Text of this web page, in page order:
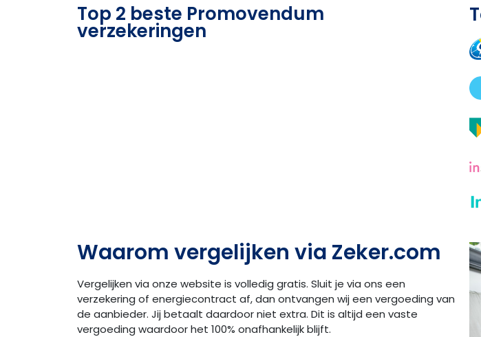
Top 2 beste Promovendum
verzekeringen
Waarom vergelijken via Zeker.com
Vergelijken via onze website is volledig gratis. Sluit je via ons een
verzekering of energiecontract af, dan ontvangen wij een vergoeding van
de aanbieder. Jij betaalt daardoor niet extra. Dit is altijd een vaste
vergoeding waardoor het 100% onafhankelijk blijft.